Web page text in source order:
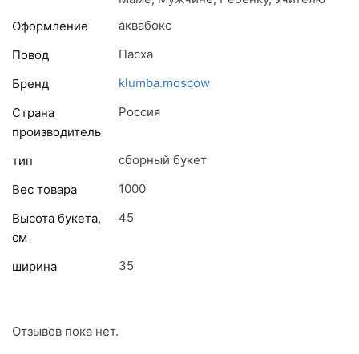
Оформление
аквабокс
Повод
Пасха
Бренд
klumba.moscow
Страна
производитель
Россия
тип
сборный букет
Вес товара
1000
Высота букета,
см
45
ширина 35
Отзывов пока нет.